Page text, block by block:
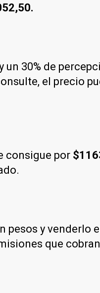
un 30% de
el precio
consigue por
pesos y venderlo
que